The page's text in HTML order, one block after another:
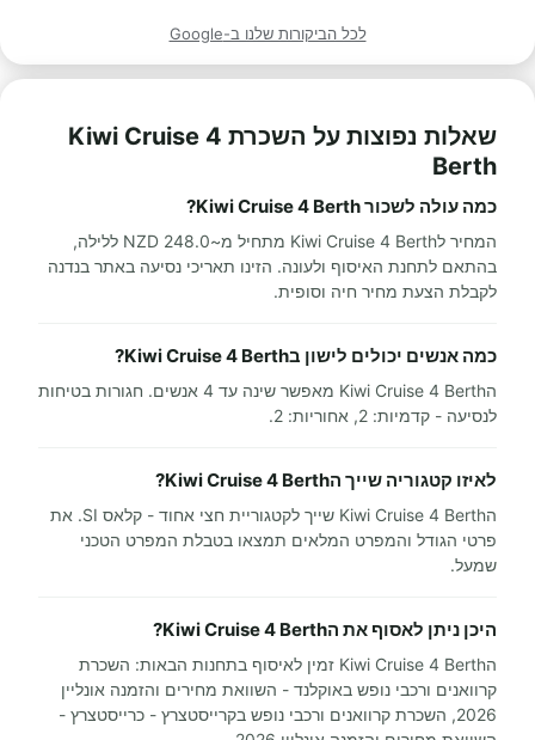
לכל הביקורות שלנו ב-Google
שאלות נפוצות על השכרת Kiwi Cruise 4
Berth
כמה עולה לשכור Kiwi Cruise 4 Berth?
המחיר לKiwi Cruise 4 Berth מתחיל מ~248.0 NZD ללילה,
בהתאם לתחנת האיסוף ולעונה. הזינו תאריכי נסיעה באתר בנדנה
לקבלת הצעת מחיר חיה וסופית.
כמה אנשים יכולים לישון בKiwi Cruise 4 Berth?
הKiwi Cruise 4 Berth מאפשר שינה עד 4 אנשים. חגורות בטיחות
לנסיעה - קדמיות: 2, אחוריות: 2.
לאיזו קטגוריה שייך הKiwi Cruise 4 Berth?
הKiwi Cruise 4 Berth שייך לקטגוריית חצי אחוד - קלאס SI. את
פרטי הגודל והמפרט המלאים תמצאו בטבלת המפרט הטכני
שמעל.
היכן ניתן לאסוף את הKiwi Cruise 4 Berth?
הKiwi Cruise 4 Berth זמין לאיסוף בתחנות הבאות: השכרת
קרוואנים ורכבי נופש באוקלנד - השוואת מחירים והזמנה אונליין
2026, השכרת קרוואנים ורכבי נופש בקרייסטצרץ - כרייסטצרץ -